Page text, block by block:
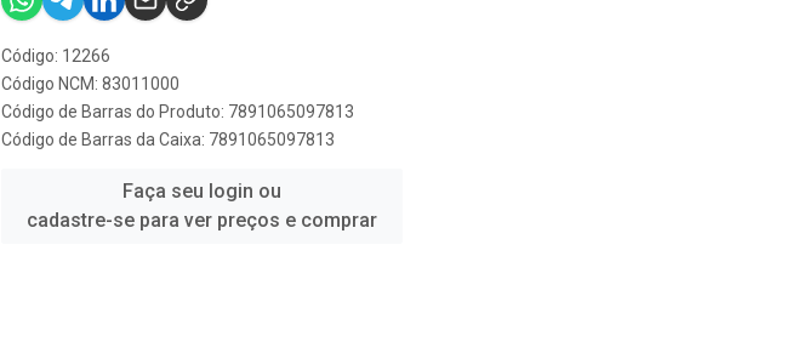
Código: 12266
Código NCM: 83011000
Código de Barras do Produto: 7891065097813
Código de Barras da Caixa: 7891065097813
Faça seu login ou
cadastre-se para ver preços e comprar